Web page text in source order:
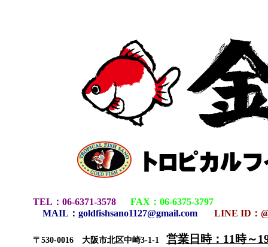
TEL ： 06-6371-3578 FAX ： 06-6375-3797
MAIL ： goldfishsano1127@gmail.com LINE ID：
〒530-0016 大阪市北区中崎3-1-1 営業日時：11時～